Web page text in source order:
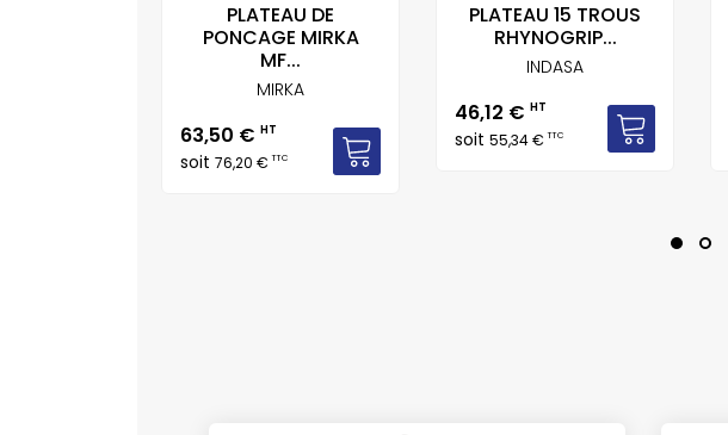
PLATEAU DE
PONCAGE MIRKA
MF...
MIRKA
Prix
63,50 € HT
soit 76,20 €TTC
PLATEAU 15 TROUS
RHYNOGRIP...
INDASA
Prix
46,12 € HT
soit 55,34 €TTC